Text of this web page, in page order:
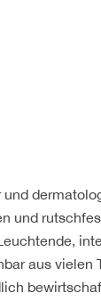
und
aus vielen